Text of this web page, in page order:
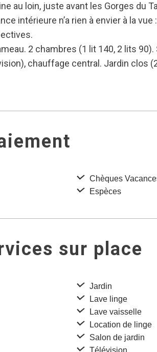
au loin, juste avant les Gorges du
intérieure n’a rien à envier à la
2 chambres (1 lit 140, 2 lits
chauffage central. Jardin clos
Chèques
Espèces
sur place
Jardin
Lave linge
Lave vaisselle
Location de linge
Salon de jardin
Télévision